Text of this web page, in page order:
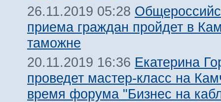
26.11.2019 05:28
приема граждан пройдет в
таможне
20.11.2019 16:36 Екатерина
проведет мастер-класс на
время форума "Бизнес на